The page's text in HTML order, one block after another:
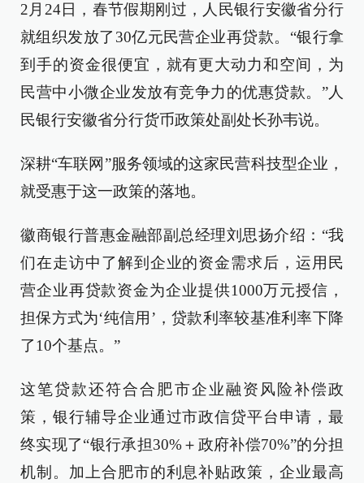
2月24日，春节假期刚过，人民银行安徽省分行
就组织发放了30亿元民营企业再贷款。“银行拿
到手的资金很便宜，就有更大动力和空间，为
民营中小微企业发放有竞争力的优惠贷款。”人
民银行安徽省分行货币政策处副处长孙韦说。
深耕“车联网”服务领域的这家民营科技型企业，
就受惠于这一政策的落地。
徽商银行普惠金融部副总经理刘思扬介绍：“我
们在走访中了解到企业的资金需求后，运用民
营企业再贷款资金为企业提供1000万元授信，
担保方式为‘纯信用’，贷款利率较基准利率下降
了10个基点。”
这笔贷款还符合合肥市企业融资风险补偿政
策，银行辅导企业通过市政信贷平台申请，最
终实现了“银行承担30%＋政府补偿70%”的分担
机制。加上合肥市的利息补贴政策，企业最高